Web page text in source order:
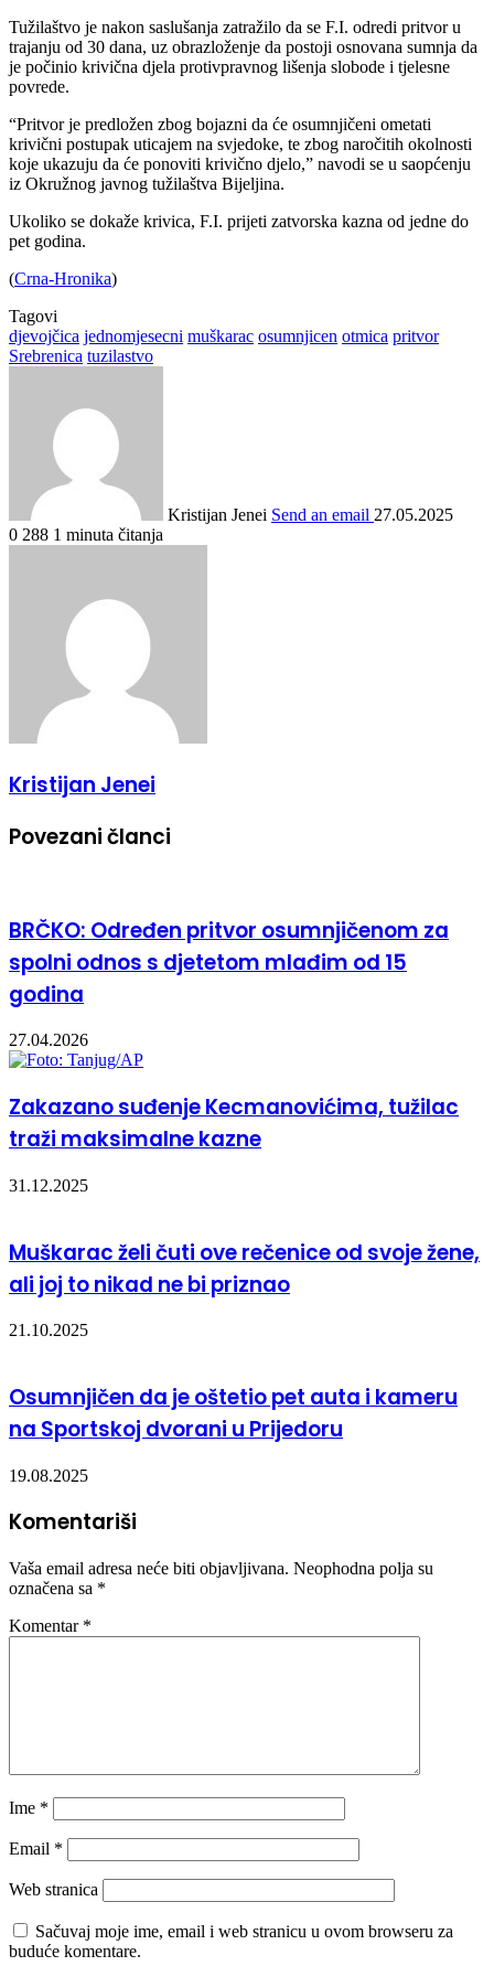
Tužilaštvo je nakon saslušanja zatražilo da se F.I. odredi pritvor u
trajanju od 30 dana, uz obrazloženje da postoji osnovana sumnja da
je počinio krivična djela protivpravnog lišenja slobode i tjelesne
povrede.
“Pritvor je predložen zbog bojazni da će osumnjičeni ometati
krivični postupak uticajem na svjedoke, te zbog naročitih okolnosti
koje ukazuju da će ponoviti krivično djelo,” navodi se u saopćenju
iz Okružnog javnog tužilaštva Bijeljina.
Ukoliko se dokaže krivica, F.I. prijeti zatvorska kazna od jedne do
pet godina.
(Crna-Hronika)
Tagovi
djevojčica jednomjesecni muškarac osumnjicen otmica pritvor
Srebrenica tuzilastvo
Kristijan Jenei Send an email 27.05.2025
0 288 1 minuta čitanja
Kristijan Jenei
Povezani članci
BRČKO: Određen pritvor osumnjičenom za
spolni odnos s djetetom mlađim od 15
godina
27.04.2026
Zakazano suđenje Kecmanovićima, tužilac
traži maksimalne kazne
31.12.2025
Muškarac želi čuti ove rečenice od svoje žene,
ali joj to nikad ne bi priznao
21.10.2025
Osumnjičen da je oštetio pet auta i kameru
na Sportskoj dvorani u Prijedoru
19.08.2025
Komentariši
Vaša email adresa neće biti objavljivana. Neophodna polja su
označena sa *
Komentar *
Ime *
Email *
Web stranica
Sačuvaj moje ime, email i web stranicu u ovom browseru za
buduće komentare.